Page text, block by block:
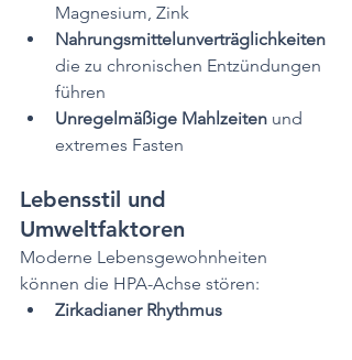
Magnesium, Zink
Nahrungsmittelunverträglichkeiten
die zu chronischen Entzündungen
führen
Unregelmäßige Mahlzeiten und
extremes Fasten
Lebensstil und
Umweltfaktoren
Moderne Lebensgewohnheiten
können die HPA-Achse stören:
Zirkadianer Rhythmus